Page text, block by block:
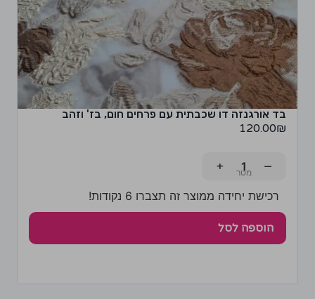
בד אורגנזה דו שכבתית עם פרחים חום, בז' וזהב
120.00₪
−
+
רכישת יחידה ממוצר זה תצברו 6 נקודות!
הוספה לסל